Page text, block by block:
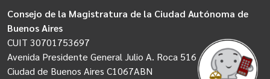
Consejo de la Magistratura de la Ciudad Autónoma de
Buenos Aires
CUIT 30701753697
Avenida Presidente General Julio A. Roca 516
Ciudad de Buenos Aires C1067ABN